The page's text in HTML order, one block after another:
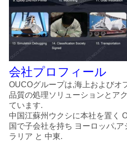
会社プロフィール
OUCOグループは,海上およびオ
品質の処理ソリューションとア
ています.
中国江蘇州ウクシに本社を置く
国で子会社を持ち ヨーロッパ,ア
ラリア と 中東.